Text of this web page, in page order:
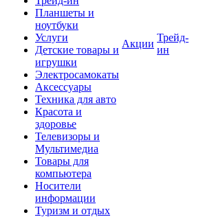
Планшеты и
ноутбуки
Услуги
Детские товары и
игрушки
Электросамокаты
Аксессуары
Техника для авто
Красота и
здоровье
Телевизоры и
Мультимедиа
Товары для
компьютера
Носители
информации
Туризм и отдых
Акции
Трейд-
ин